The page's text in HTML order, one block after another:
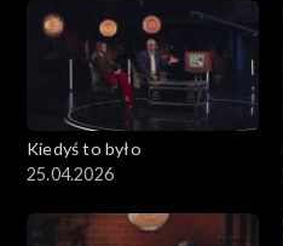
Kiedyś to było
25.04.2026